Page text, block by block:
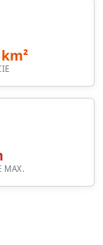
MAX.